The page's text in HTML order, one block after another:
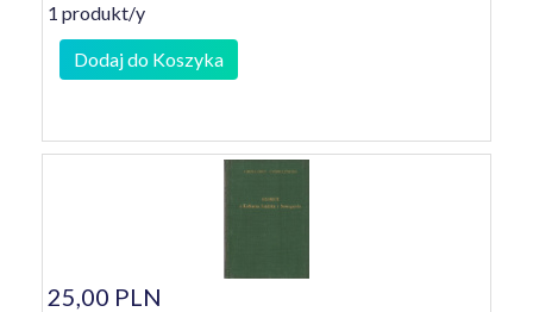
1 produkt/y
Dodaj do Koszyka
25,00 PLN